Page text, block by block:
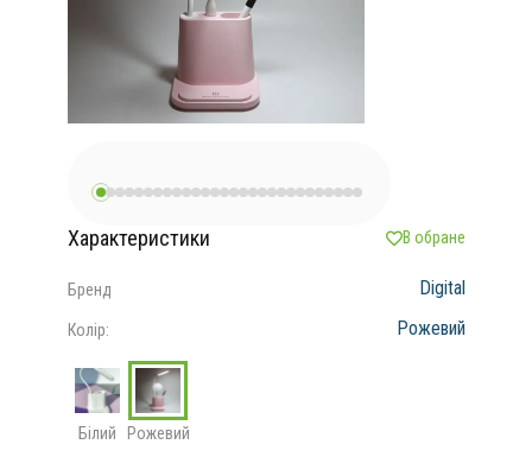
Характеристики В обране
Бренд Digital
Колір: Рожевий
Білий Рожевий